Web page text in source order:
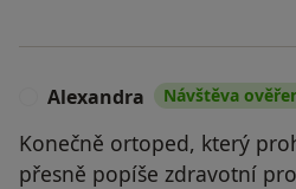
Alexandra Návštěva
Konečně ortoped, který
přesně popíše zdravotní